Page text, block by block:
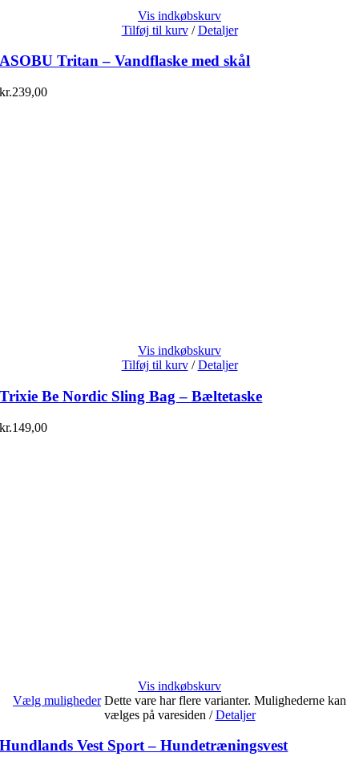
Vis indkøbskurv
Tilføj til kurv / Detaljer
ASOBU Tritan – Vandflaske med skål
kr.239,00
Vis indkøbskurv
Tilføj til kurv / Detaljer
Trixie Be Nordic Sling Bag – Bæltetaske
kr.149,00
Vis indkøbskurv
Vælg muligheder Dette vare har flere varianter. Mulighederne kan
vælges på varesiden / Detaljer
Hundlands Vest Sport – Hundetræningsvest